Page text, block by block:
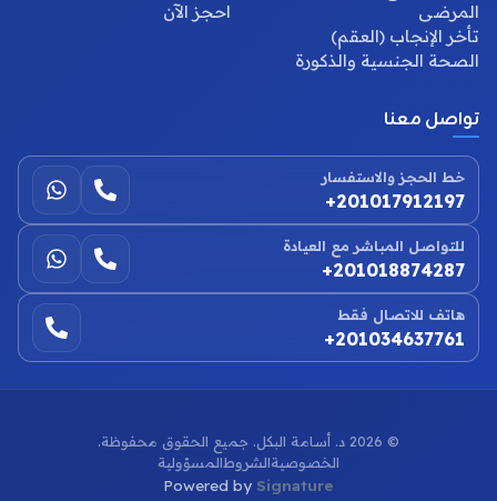
المرضى
تأخر الإنجاب (العقم)
الصحة الجنسية والذكورة
احجز الآن
تواصل معنا
خط الحجز والاستفسار
+201017912197
للتواصل المباشر مع العيادة
+201018874287
هاتف للاتصال فقط
+201034637761
©
2026 د. أسامة البكل. جميع الحقوق محفوظة.
الخصوصيةالشروطالمسؤولية
Powered by Signature